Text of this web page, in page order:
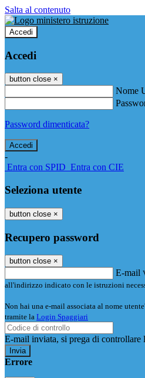
Salta al contenuto
Accedi
Accedi
button close ×
Nome
Password dimenticata?
-
Entra con SPID Entra con CIE
Seleziona utente
button close ×
Recupero password
button close ×
E-mail
all'indirizzo indicato con le istruzioni
Non hai una e-mail associata al nome
tramite la Login Spaggiari
E-mail inviata, si prega di controllare
Errore